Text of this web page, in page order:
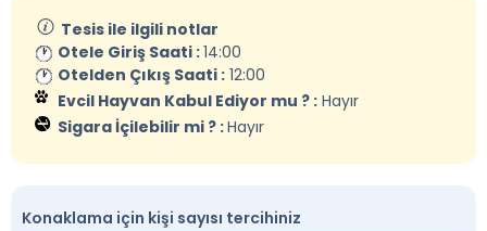
Tesis ile ilgili notlar
Otele Giriş Saati :14:00
Otelden Çıkış Saati : 12:00
Evcil Hayvan Kabul Ediyor mu ? : Hayır
Sigara İçilebilir mi ? :Hayır
Konaklama için kişi sayısı tercihiniz